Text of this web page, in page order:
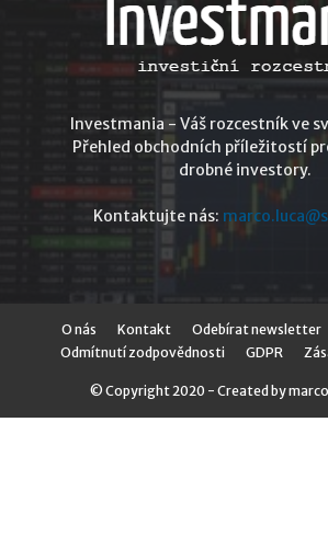
Investmania - Váš rozcestník ve
Přehled obchodních příležitostí
drobné investory.
Kontaktujte nás:
O nás Kontakt Odebírat newsletter
Odmítnutí zodpovědnosti
GDPR
© Copyright 2020 - Created by